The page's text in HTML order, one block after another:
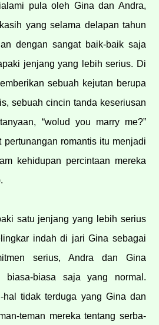
pula oleh Gina dan Andra,
yang selama delapan tahun
dengan sangat baik-baik saja
jenjang yang lebih serius. Di
sebuah kejutan berupa
sebuah cincin tanda keseriusan
“wolud you marry me?”
pertunangan romantis itu menjadi
kehidupan percintaan mereka
satu jenjang yang lebih serius
indah di jari Gina sebagai
serius, Andra dan Gina
biasa-biasa saja yang normal.
hal tidak terduga yang Gina dan
teman mereka tentang serba-